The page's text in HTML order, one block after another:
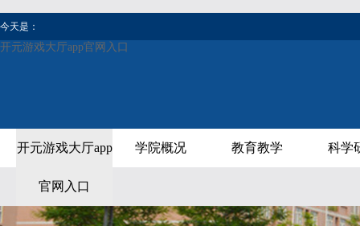
今天是：
开元游戏大厅app官网入口
开元游戏大厅app
官网入口
学院概况 教育教学 科学